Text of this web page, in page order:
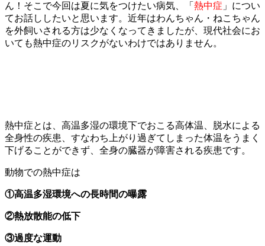
ん！そこで今回は夏に気をつけたい病気、「 熱中症 」につい
てお話ししたいと思います。近年はわんちゃん・ねこちゃん
を外飼いされる方は少なくなってきましたが、現代社会にお
いても熱中症のリスクがないわけではありません。
熱中症とは、高温多湿の環境下でおこる高体温、脱水による
全身性の疾患、すなわち上がり過ぎてしまった体温をうまく
下げることができず、全身の臓器が障害される疾患です。
動物での熱中症は
①高温多湿環境への長時間の曝露
②熱放散能の低下
③過度な運動